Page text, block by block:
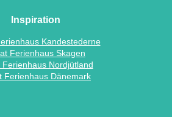
Inspiration
Kandestederne
Ferienhaus Skagen
Ferienhaus Nordjütland
Ferienhaus Dänemark